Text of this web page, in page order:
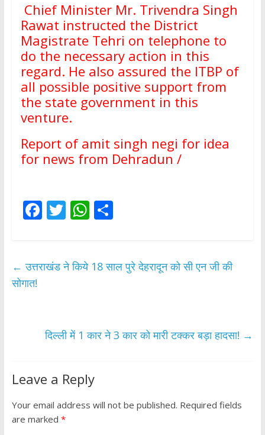
Chief Minister Mr. Trivendra Singh
Rawat instructed the District
Magistrate Tehri on telephone to
do the necessary action in this
regard. He also assured the ITBP of
all possible positive support from
the state government in this
venture.
Report of amit singh negi for idea
for news from Dehradun /
F
b
k
T
er
W
s
S
e
← उत्तराखंड ने किये 18 साल पुरे देहरादून को सी एन जी की
सोगात!
दिल्ली में 1 कार ने 3 कार को मारी टक्कर बड़ा हादसा! →
Leave a Reply
Your email address will not be published. Required fields
are marked *